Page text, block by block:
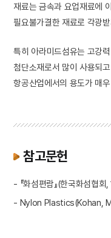
재료는 금속과 요업재료에
필요불가결한 재료로 각광
특히 아라미드섬유는 고강
첨단소재로서 많이 사용되
항공산업에서의 용도가 매
참고문헌
- 『화섬편람』(한국화섬협
- Nylon Plastics(Kohan,